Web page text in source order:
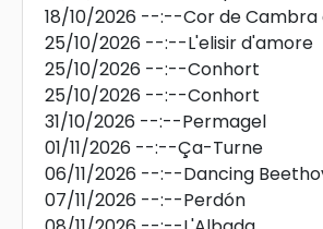
18/10/2026 --:--Cor de Cambra
25/10/2026 --:--L'elisir d'amore
25/10/2026 --:--Conhort
25/10/2026 --:--Conhort
31/10/2026 --:--Permagel
01/11/2026 --:--Ça-Turne
06/11/2026 --:--Dancing
07/11/2026 --:--Perdón